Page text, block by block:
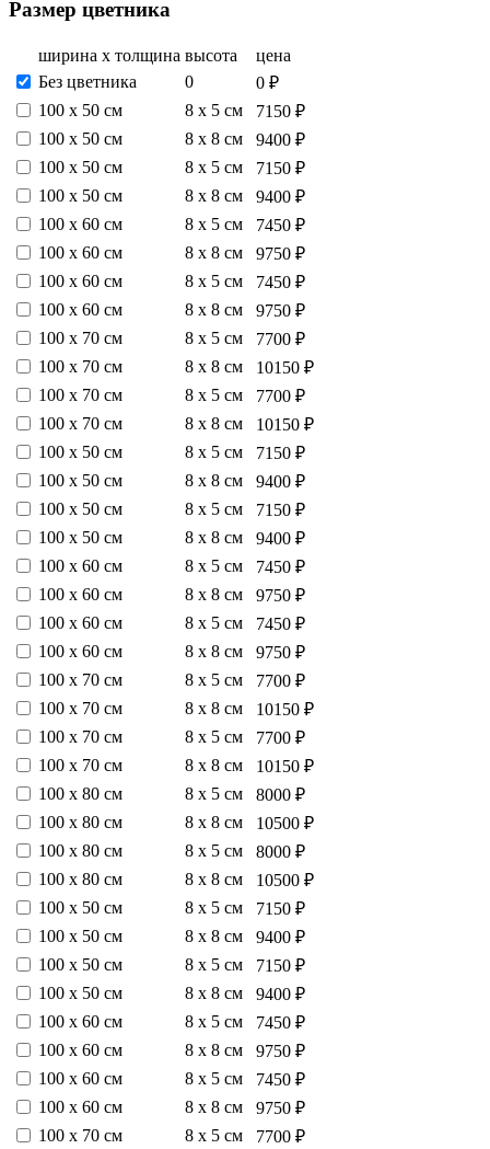
Размер цветника
ширина х толщина высота
цена
Без цветника
0
0 ₽
100 х 50 см
8 х 5 см
7150 ₽
100 х 50 см
8 х 8 см
9400 ₽
100 х 50 см
8 х 5 см
7150 ₽
100 х 50 см
8 х 8 см
9400 ₽
100 х 60 см
8 х 5 см
7450 ₽
100 х 60 см
8 х 8 см
9750 ₽
100 х 60 см
8 х 5 см
7450 ₽
100 х 60 см
8 х 8 см
9750 ₽
100 х 70 см
8 х 5 см
7700 ₽
100 х 70 см
8 х 8 см
10150 ₽
100 х 70 см
8 х 5 см
7700 ₽
100 х 70 см
8 х 8 см
10150 ₽
100 х 50 см
8 х 5 см
7150 ₽
100 х 50 см
8 х 8 см
9400 ₽
100 х 50 см
8 х 5 см
7150 ₽
100 х 50 см
8 х 8 см
9400 ₽
100 х 60 см
8 х 5 см
7450 ₽
100 х 60 см
8 х 8 см
9750 ₽
100 х 60 см
8 х 5 см
7450 ₽
100 х 60 см
8 х 8 см
9750 ₽
100 х 70 см
8 х 5 см
7700 ₽
100 х 70 см
8 х 8 см
10150 ₽
100 х 70 см
8 х 5 см
7700 ₽
100 х 70 см
8 х 8 см
10150 ₽
100 х 80 см
8 х 5 см
8000 ₽
100 х 80 см
8 х 8 см
10500 ₽
100 х 80 см
8 х 5 см
8000 ₽
100 х 80 см
8 х 8 см
10500 ₽
100 х 50 см
8 х 5 см
7150 ₽
100 х 50 см
8 х 8 см
9400 ₽
100 х 50 см
8 х 5 см
7150 ₽
100 х 50 см
8 х 8 см
9400 ₽
100 х 60 см
8 х 5 см
7450 ₽
100 х 60 см
8 х 8 см
9750 ₽
100 х 60 см
8 х 5 см
7450 ₽
100 х 60 см
8 х 8 см
9750 ₽
100 х 70 см
8 х 5 см
7700 ₽